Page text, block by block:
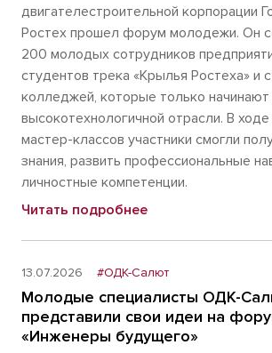
двигателестроительной корпорации
Ростех прошел форум молодежи. Он
200 молодых сотрудников
студентов трека «Крылья Ростеха» и
колледжей, которые только начинают
высокотехнологичной отрасли. В ходе
мастер-классов участники смогли
знания, развить профессиональные
личностные компетенции.
Читать подробнее
13.07.2026 #ОДК-Салют
Молодые специалисты ОДК-
представили свои идеи на
«Инженеры будущего»